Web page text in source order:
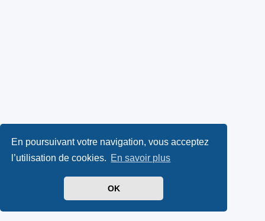
En poursuivant votre navigation, vous acceptez
l’utilisation de cookies. En savoir plus
OK